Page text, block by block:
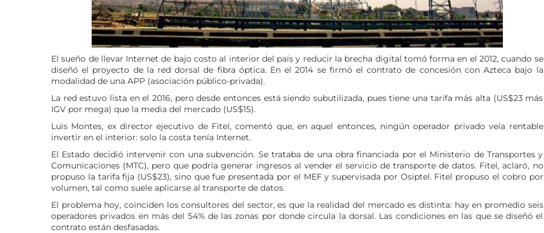
El sueño de llevar Internet de bajo costo al interior del país y reducir la brecha digital tomó forma en el 2012, cuando se
diseñó el proyecto de la red dorsal de fibra óptica. En el 2014 se firmó el contrato de concesión con Azteca bajo la
modalidad de una APP (asociación público-privada).
La red estuvo lista en el 2016, pero desde entonces está siendo subutilizada, pues tiene una tarifa más alta (US$23 más
IGV por mega) que la media del mercado (US$15).
Luis Montes, ex director ejecutivo de Fitel, comentó que, en aquel entonces, ningún operador privado veía rentable
invertir en el interior: solo la costa tenía Internet.
El Estado decidió intervenir con una subvención. Se trataba de una obra financiada por el Ministerio de Transportes y
Comunicaciones (MTC), pero que podría generar ingresos al vender el servicio de transporte de datos. Fitel, aclaró, no
propuso la tarifa fija (US$23), sino que fue presentada por el MEF y supervisada por Osiptel. Fitel propuso el cobro por
volumen, tal como suele aplicarse al transporte de datos.
El problema hoy, coinciden los consultores del sector, es que la realidad del mercado es distinta: hay en promedio seis
operadores privados en más del 54% de las zonas por donde circula la dorsal. Las condiciones en las que se diseñó el
contrato están desfasadas.